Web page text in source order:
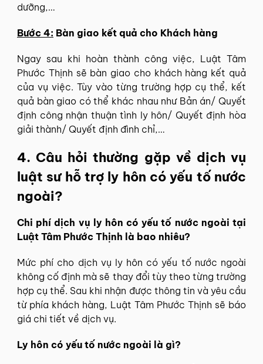
dưỡng,…
Bước 4: Bàn giao kết quả cho Khách hàng
Ngay sau khi hoàn thành công việc, Luật Tâm
Phước Thịnh sẽ bàn giao cho khách hàng kết quả
của vụ việc. Tùy vào từng trường hợp cụ thể, kết
quả bàn giao có thể khác nhau như Bản án/ Quyết
định công nhận thuận tình ly hôn/ Quyết định hòa
giải thành/ Quyết định đình chỉ,…
4. Câu hỏi thường gặp về dịch vụ
luật sư hỗ trợ ly hôn có yếu tố nước
ngoài?
Chi phí dịch vụ ly hôn có yếu tố nước ngoài tại
Luật Tâm Phước Thịnh là bao nhiêu?
Mức phí cho dịch vụ ly hôn có yếu tố nước ngoài
không cố định mà sẽ thay đổi tùy theo từng trường
hợp cụ thể. Sau khi nhận được thông tin và yêu cầu
từ phía khách hàng, Luật Tâm Phước Thịnh sẽ báo
giá chi tiết về dịch vụ.
Ly hôn có yếu tố nước ngoài là gì?